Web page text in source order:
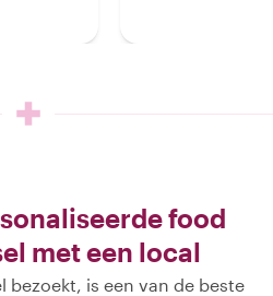
food
met een local
bezoekt, is een van de beste